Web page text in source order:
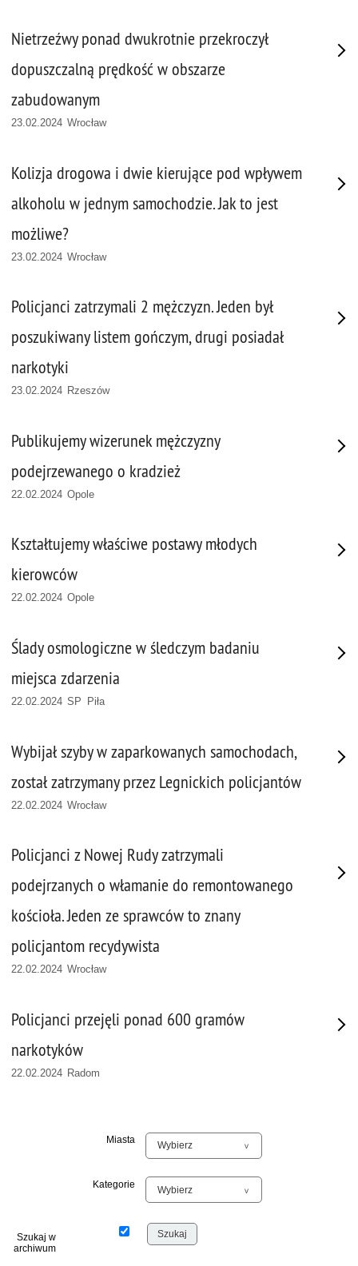
Nietrzeźwy ponad dwukrotnie przekroczył
dopuszczalną prędkość w obszarze
zabudowanym
23.02.2024 Wrocław
Kolizja drogowa i dwie kierujące pod wpływem
alkoholu w jednym samochodzie. Jak to jest
możliwe?
23.02.2024 Wrocław
Policjanci zatrzymali 2 mężczyzn. Jeden był
poszukiwany listem gończym, drugi posiadał
narkotyki
23.02.2024 Rzeszów
Publikujemy wizerunek mężczyzny
podejrzewanego o kradzież
22.02.2024 Opole
Kształtujemy właściwe postawy młodych
kierowców
22.02.2024 Opole
Ślady osmologiczne w śledczym badaniu
miejsca zdarzenia
22.02.2024 SP Piła
Wybijał szyby w zaparkowanych samochodach,
został zatrzymany przez Legnickich policjantów
22.02.2024 Wrocław
Policjanci z Nowej Rudy zatrzymali
podejrzanych o włamanie do remontowanego
kościoła. Jeden ze sprawców to znany
policjantom recydywista
22.02.2024 Wrocław
Policjanci przejęli ponad 600 gramów
narkotyków
22.02.2024 Radom
Miasta
Kategorie
Szukaj w
archiwum